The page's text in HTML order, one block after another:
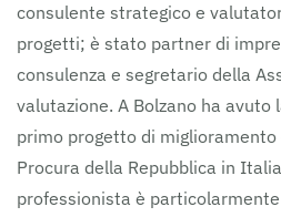
consulente strategico e
progetti; è stato partner di
consulenza e segretario della
valutazione. A Bolzano ha
primo progetto di miglioramento
Procura della Repubblica in
professionista è